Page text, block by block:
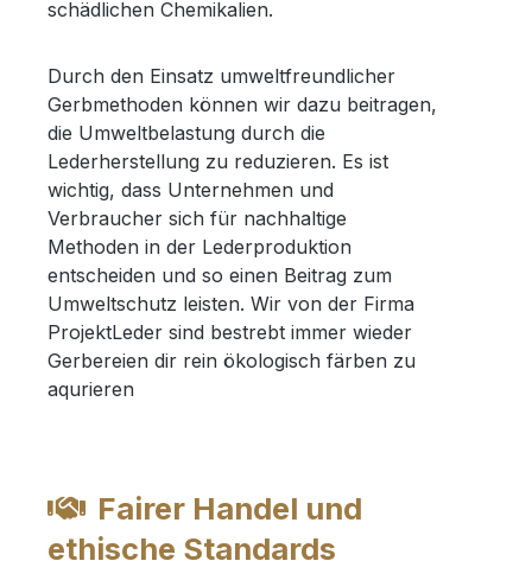
schädlichen Chemikalien.
Durch den Einsatz umweltfreundlicher
Gerbmethoden können wir dazu beitragen,
die Umweltbelastung durch die
Lederherstellung zu reduzieren. Es ist
wichtig, dass Unternehmen und
Verbraucher sich für nachhaltige
Methoden in der Lederproduktion
entscheiden und so einen Beitrag zum
Umweltschutz leisten. Wir von der Firma
ProjektLeder sind bestrebt immer wieder
Gerbereien dir rein ökologisch färben zu
aqurieren
Fairer Handel und
ethische Standards